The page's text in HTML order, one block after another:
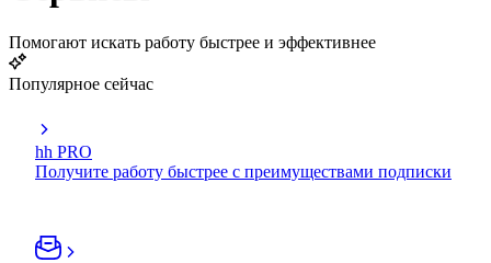
Помогают искать работу быстрее и эффективнее
Популярное сейчас
hh PRO
Получите работу быстрее с преимуществами подписки